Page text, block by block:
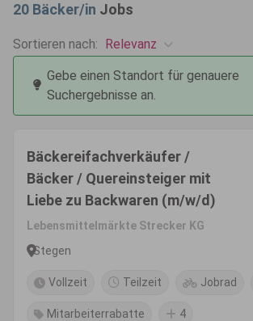
20 Bäcker/in Jobs
Sortieren nach: Relevanz
Gebe einen Standort für genauere
Suchergebnisse an.
Bäckereifachverkäufer /
Bäcker / Quereinsteiger mit
Liebe zu Backwaren (m/w/d)
Lebensmittelmärkte Strecker KG
Stegen
Vollzeit Teilzeit Jobrad
Mitarbeiterrabatte 4